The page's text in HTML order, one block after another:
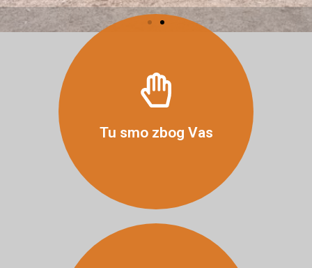
Tu smo zbog Vas
Više